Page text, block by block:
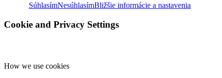
SúhlasímNesúhlasímBližšie informácie a nastavenia
Cookie and Privacy Settings
How we use cookies